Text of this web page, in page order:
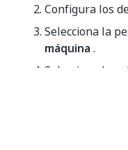
Configura los
Selecciona la
máquina .
Selecciona la